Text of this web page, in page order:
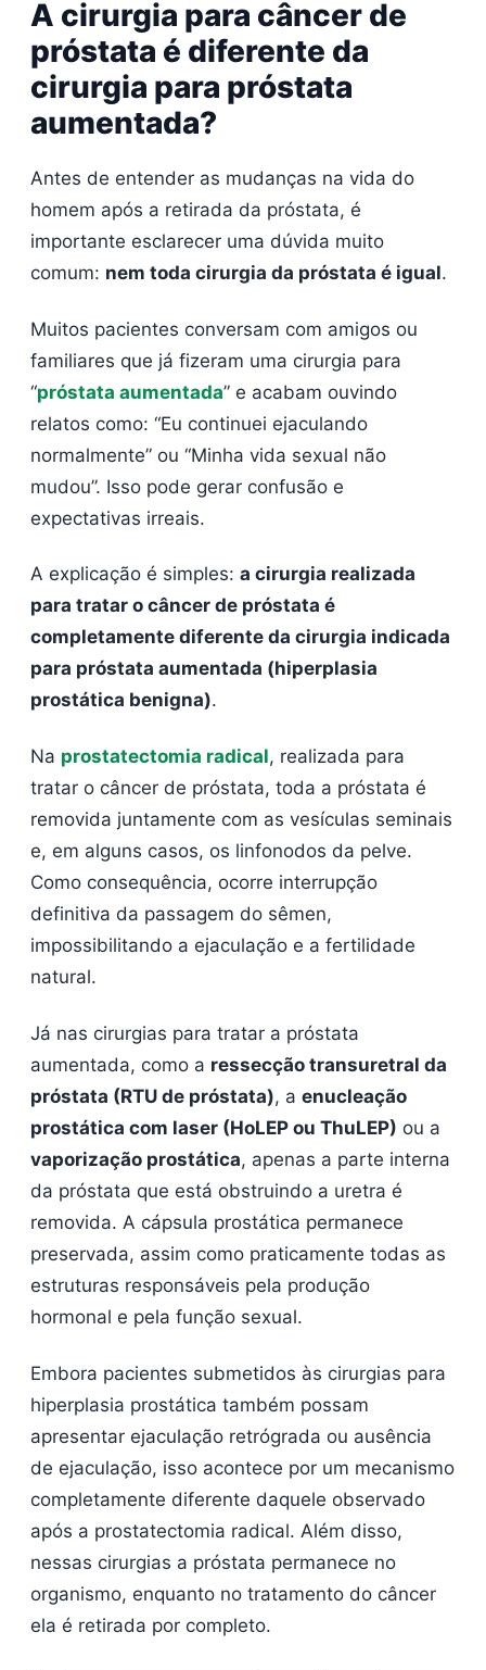
A cirurgia para câncer de
próstata é diferente da
cirurgia para próstata
aumentada?
Antes de entender as mudanças na vida do
homem após a retirada da próstata, é
importante esclarecer uma dúvida muito
comum: nem toda cirurgia da próstata é igual.
Muitos pacientes conversam com amigos ou
familiares que já fizeram uma cirurgia para
“próstata aumentada” e acabam ouvindo
relatos como: “Eu continuei ejaculando
normalmente” ou “Minha vida sexual não
mudou”. Isso pode gerar confusão e
expectativas irreais.
A explicação é simples: a cirurgia realizada
para tratar o câncer de próstata é
completamente diferente da cirurgia indicada
para próstata aumentada (hiperplasia
prostática benigna).
Na prostatectomia radical, realizada para
tratar o câncer de próstata, toda a próstata é
removida juntamente com as vesículas seminais
e, em alguns casos, os linfonodos da pelve.
Como consequência, ocorre interrupção
definitiva da passagem do sêmen,
impossibilitando a ejaculação e a fertilidade
natural.
Já nas cirurgias para tratar a próstata
aumentada, como a ressecção transuretral da
próstata (RTU de próstata), a enucleação
prostática com laser (HoLEP ou ThuLEP) ou a
vaporização prostática, apenas a parte interna
da próstata que está obstruindo a uretra é
removida. A cápsula prostática permanece
preservada, assim como praticamente todas as
estruturas responsáveis pela produção
hormonal e pela função sexual.
Embora pacientes submetidos às cirurgias para
hiperplasia prostática também possam
apresentar ejaculação retrógrada ou ausência
de ejaculação, isso acontece por um mecanismo
completamente diferente daquele observado
após a prostatectomia radical. Além disso,
nessas cirurgias a próstata permanece no
organismo, enquanto no tratamento do câncer
ela é retirada por completo.